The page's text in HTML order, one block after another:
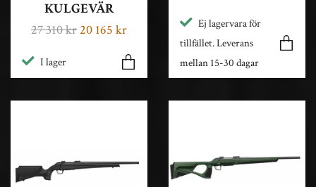
KULGEVÄR
27 310 kr 20 165 kr
I lager
Ej lagervara för
tillfället. Leverans
mellan 15-30 dagar